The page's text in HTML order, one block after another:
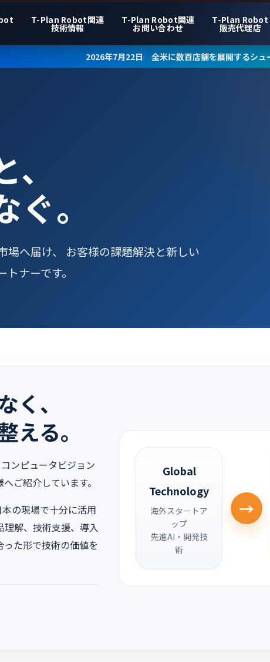
T-Plan Robot関連
技術情報
T-Plan Robot関連
お問い合わせ
T-Plan Robot
販売代理店
2026年7月22日 全米に数百店舗を展開するシュー・カーニバル（
。
へ届け、 お客様の課題解決と新しい
ナーです。
く、
える。
ンピュータビジョン
ご紹介しています。
の現場で十分に活用
理解、技術支援、導入
た形で技術の価値を
Global
Technology
海外スタートア
ップ
先進AI・開発技
術
→